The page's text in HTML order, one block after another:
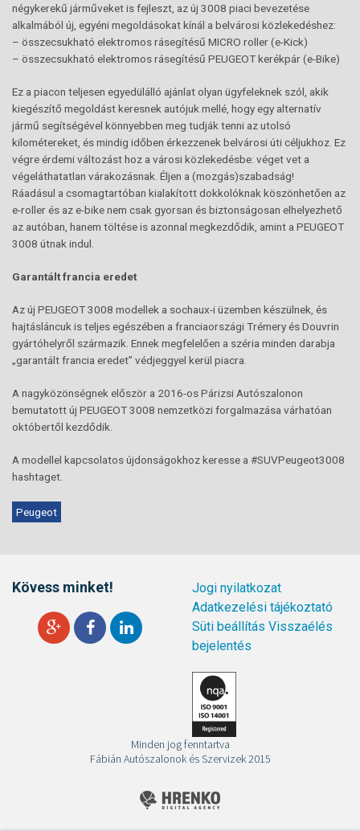
négykerekű járműveket is fejleszt, az új 3008 piaci bevezetése
alkalmából új, egyéni megoldásokat kínál a belvárosi közlekedéshez:
– összecsukható elektromos rásegítésű MICRO roller (e-Kick)
– összecsukható elektromos rásegítésű PEUGEOT kerékpár (e-Bike)
Ez a piacon teljesen egyedülálló ajánlat olyan ügyfeleknek szól, akik
kiegészítő megoldást keresnek autójuk mellé, hogy egy alternatív
jármű segítségével könnyebben meg tudják tenni az utolsó
kilométereket, és mindig időben érkezzenek belvárosi úti céljukhoz. Ez
végre érdemi változást hoz a városi közlekedésbe: véget vet a
végeláthatatlan várakozásnak. Éljen a (mozgás)szabadság!
Ráadásul a csomagtartóban kialakított dokkolóknak köszönhetően az
e-roller és az e-bike nem csak gyorsan és biztonságosan elhelyezhető
az autóban, hanem töltése is azonnal megkezdődik, amint a PEUGEOT
3008 útnak indul.
Garantált francia eredet
Az új PEUGEOT 3008 modellek a sochaux-i üzemben készülnek, és
hajtásláncuk is teljes egészében a franciaországi Trémery és Douvrin
gyártóhelyről származik. Ennek megfelelően a széria minden darabja
„garantált francia eredet” védjeggyel kerül piacra.
A nagyközönségnek először a 2016-os Párizsi Autószalonon
bemutatott új PEUGEOT 3008 nemzetközi forgalmazása várhatóan
októbertől kezdődik.
A modellel kapcsolatos újdonságokhoz keresse a #SUVPeugeot3008
hashtaget.
Peugeot
Kövess minket!
Jogi nyilatkozat
Adatkezelési tájékoztató
Süti beállítás Visszaélés
bejelentés
Minden jog fenntartva
Fábián Autószalonok és Szervizek 2015